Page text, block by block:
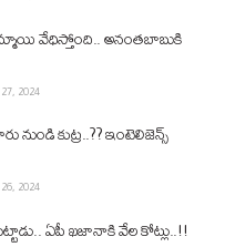
వేధిస్తోంది.. అనంతబాబుకి
2024
2024
ఏపీ ఖజానాకి వేల కోట్లు..!!